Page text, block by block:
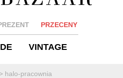
PRZECENY
VINTAGE
> halo-pracownia